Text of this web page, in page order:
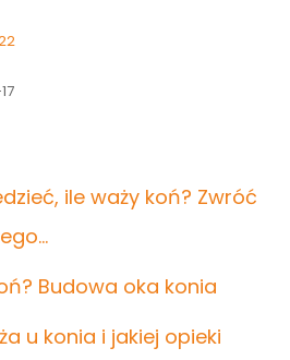
ile waży koń? Zwróć
Budowa oka konia
u konia i jakiej opieki